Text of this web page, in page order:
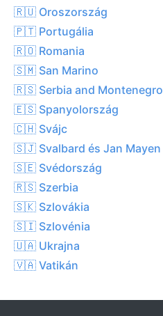
🇷🇺 Oroszország
🇵🇹 Portugália
🇷🇴 Romania
🇸🇲 San Marino
🇷🇸 Serbia and Montenegro
🇪🇸 Spanyolország
🇨🇭 Svájc
🇸🇯 Svalbard és Jan Mayen
🇸🇪 Svédország
🇷🇸 Szerbia
🇸🇰 Szlovákia
🇸🇮 Szlovénia
🇺🇦 Ukrajna
🇻🇦 Vatikán